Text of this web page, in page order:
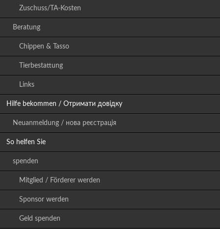
Zuschuss/TA-Kosten
Beratung
Chippen & Tasso
Tierbestattung
Links
Hilfe bekommen / Отримати довідку
Neuanmeldung / нова реєстрація
So helfen Sie
spenden
Mitglied / Förderer werden
Sponsor werden
Geld spenden